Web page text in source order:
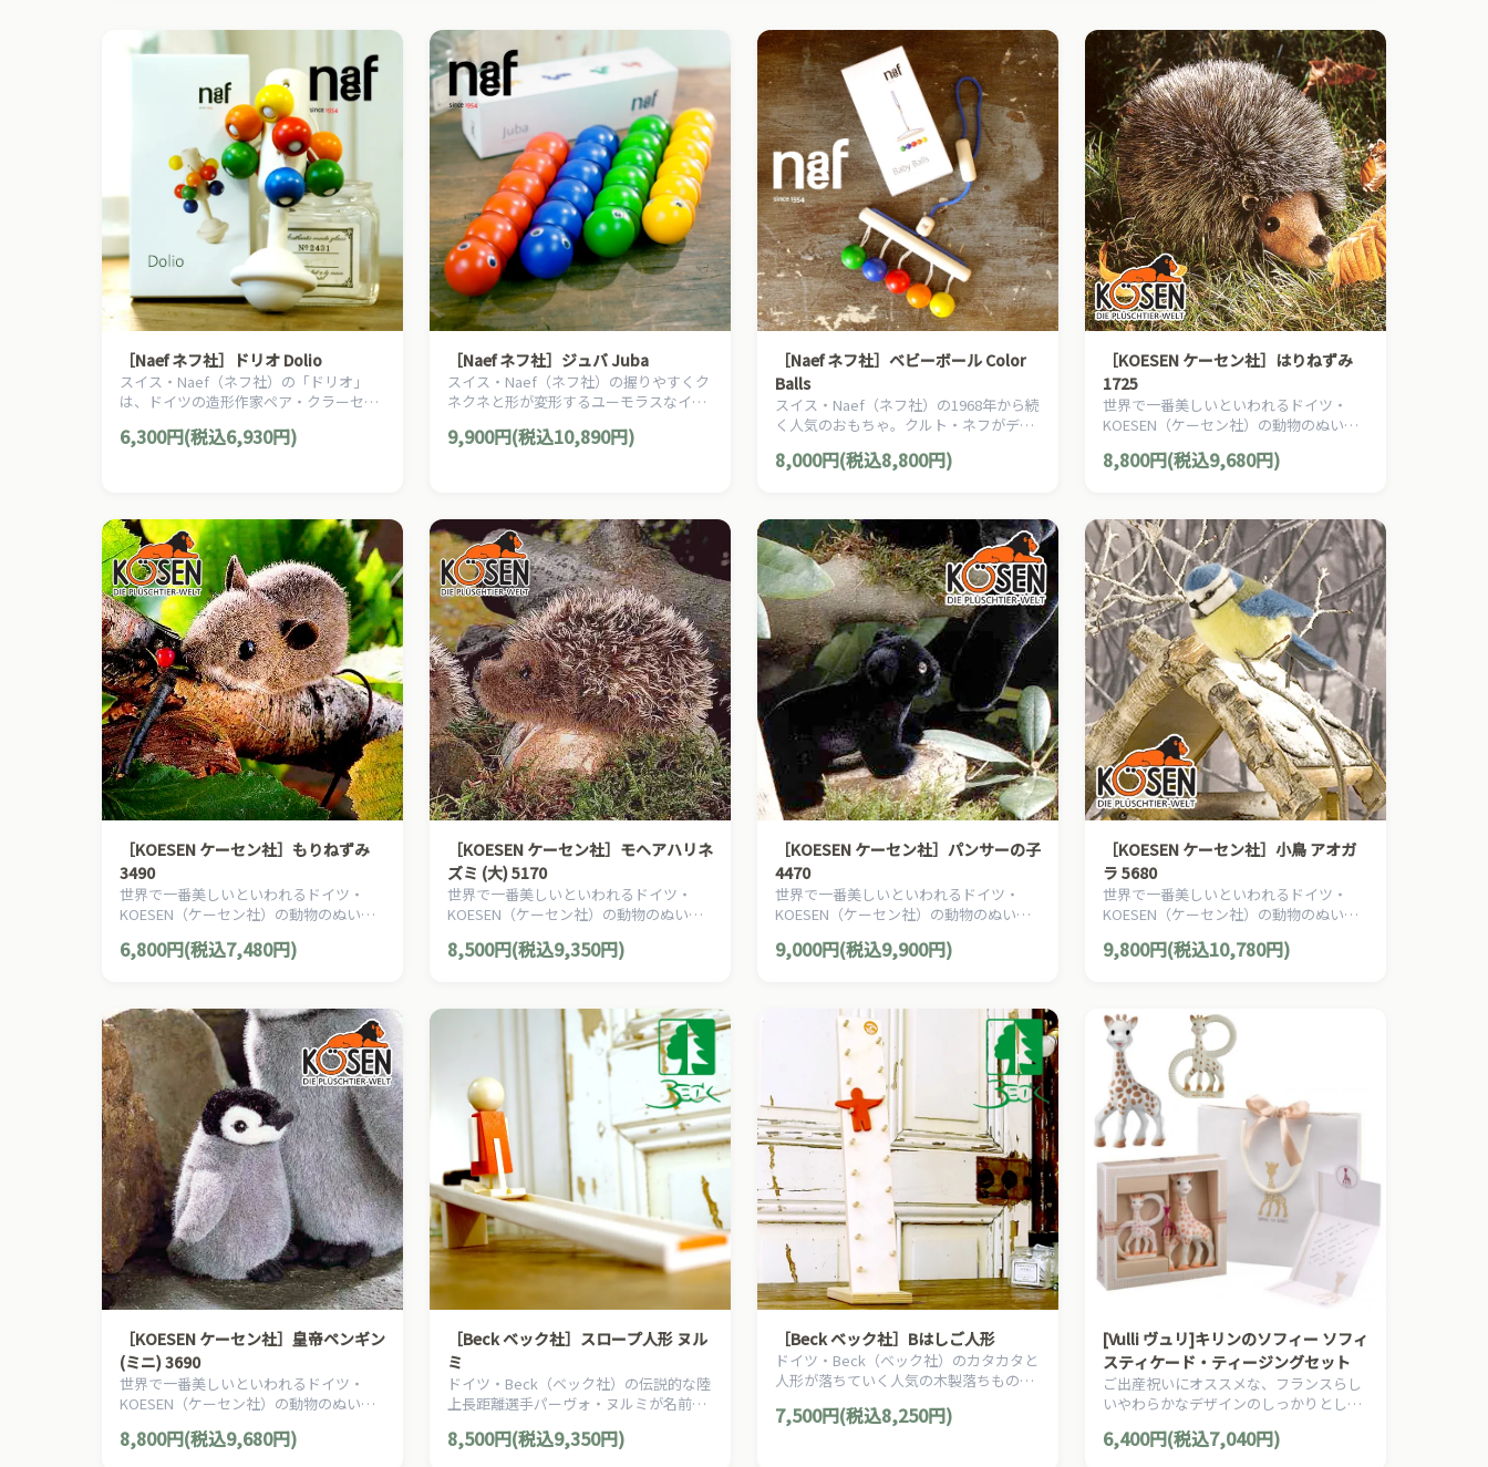
［Naef ネフ社］ドリオ Dolio
スイス・Naef（ネフ社）の「ドリオ」
は、ドイツの造形作家ペア・クラーセン
トル（ガラガラ）です。
6,300円(税込6,930円)
［Naef ネフ社］ジュバ Juba
スイス・Naef（ネフ社）の握りやすくク
ネクネと形が変形するユーモラスなイモ
のおもちゃに最適です。
9,900円(税込10,890円)
［Naef ネフ社］ベビーボール Color
Balls
スイス・Naef（ネフ社）の1968年から続
く人気のおもちゃ。クルト・ネフがデザ
「ベビーボール」です。
8,000円(税込8,800円)
［KOESEN ケーセン社］はりねずみ
1725
世界で一番美しいといわれるドイツ・
KOESEN（ケーセン社）の動物のぬいぐ
ぐるみです。
8,800円(税込9,680円)
［KOESEN ケーセン社］もりねずみ
3490
世界で一番美しいといわれるドイツ・
KOESEN（ケーセン社）の動物のぬいぐ
みです。
6,800円(税込7,480円)
［KOESEN ケーセン社］モヘアハリネ
ズミ (大) 5170
世界で一番美しいといわれるドイツ・
KOESEN（ケーセン社）の動物のぬいぐ
ぐるみです。
8,500円(税込9,350円)
［KOESEN ケーセン社］パンサーの子
4470
世界で一番美しいといわれるドイツ・
KOESEN（ケーセン社）の動物のぬいぐ
るみです。
9,000円(税込9,900円)
［KOESEN ケーセン社］小鳥 アオガ
ラ 5680
世界で一番美しいといわれるドイツ・
KOESEN（ケーセン社）の動物のぬいぐ
です。
9,800円(税込10,780円)
［KOESEN ケーセン社］皇帝ペンギン
(ミニ) 3690
世界で一番美しいといわれるドイツ・
KOESEN（ケーセン社）の動物のぬいぐ
るみです。
8,800円(税込9,680円)
［Beck ベック社］スロープ人形 ヌル
ミ
ドイツ・Beck（ベック社）の伝説的な陸
上長距離選手パーヴォ・ヌルミが名前の
ロープ人形 ヌルミ」です。
8,500円(税込9,350円)
［Beck ベック社］Bはしご人形
ドイツ・Beck（ベック社）のカタカタと
人形が落ちていく人気の木製落ちものお
7,500円(税込8,250円)
[Vulli ヴュリ]キリンのソフィー ソフィ
スティケード・ティージングセット
ご出産祝いにオススメな、フランスらし
いやわらかなデザインのしっかりとした
す。
6,400円(税込7,040円)